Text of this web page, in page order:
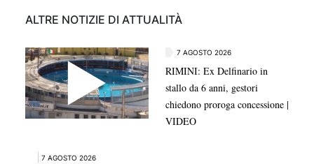
ALTRE NOTIZIE DI ATTUALITÀ
7 AGOSTO 2026
RIMINI: Ex Delfinario in
stallo da 6 anni, gestori
chiedono proroga concessione |
VIDEO
7 AGOSTO 2026